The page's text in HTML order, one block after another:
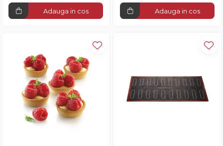
Adauga in cos Adauga in cos